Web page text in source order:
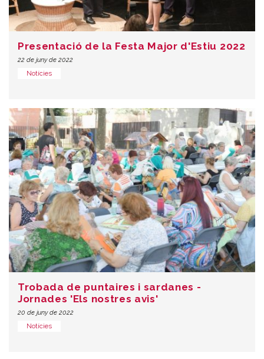
Presentació de la Festa Major d'Estiu 2022
22 de juny de 2022
Notícies
Trobada de puntaires i sardanes -
Jornades 'Els nostres avis'
20 de juny de 2022
Notícies